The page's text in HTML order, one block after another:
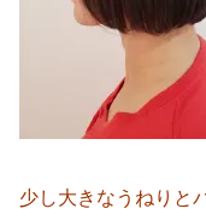
少し大きなうねりと